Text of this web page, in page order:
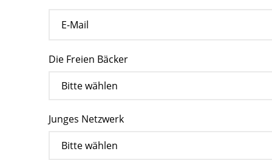
Die Freien Bäcker
Junges Netzwerk